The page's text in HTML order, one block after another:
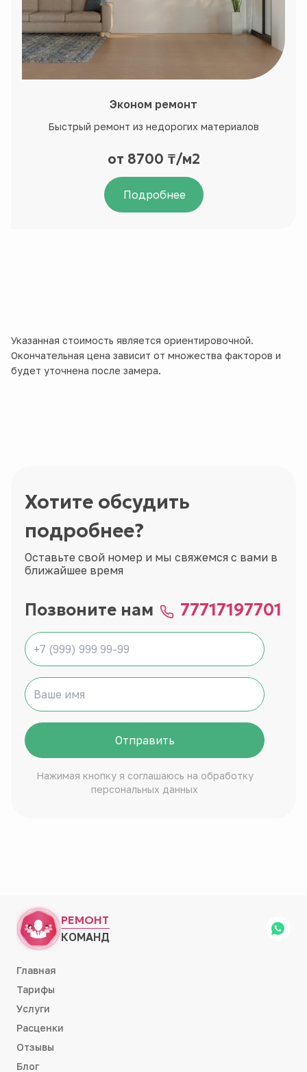
Эконом ремонт
Быстрый ремонт из недорогих материалов
от 8700 ₸/м2
Подробнее
Указанная стоимость является ориентировочной.
Окончательная цена зависит от множества факторов и
будет уточнена после замера.
Хотите обсудить
подробнее?
Оставьте свой номер и мы свяжемся с вами в
ближайшее время
Позвоните нам 77717197701
Отправить
Нажимая кнопку я соглашаюсь на обработку
персональных данных
РЕМОНТ
КОМАНД
Главная
Тарифы
Услуги
Расценки
Отзывы
Блог